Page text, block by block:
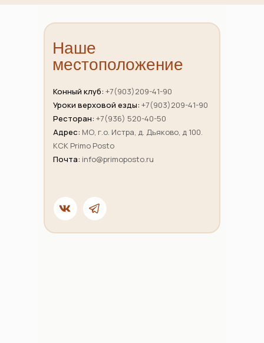
Наше
местоположение
Конный клуб: +7(903)209-41-90
Уроки верховой езды: +7(903)209-41-90
Ресторан: +7(936) 520-40-50
Адрес: МО, г.о. Истра, д. Дьяково, д 100.
КСК Primo Posto
Почта: info@primoposto.ru